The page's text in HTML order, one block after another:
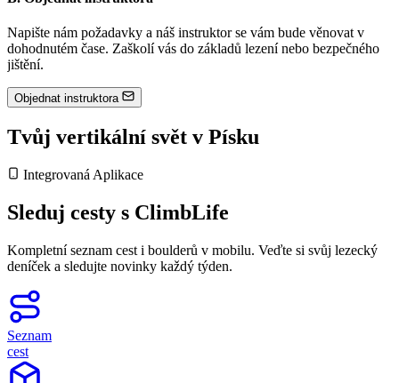
Napište nám požadavky a náš instruktor se vám bude věnovat v
dohodnutém čase. Zaškolí vás do základů lezení nebo bezpečného
jištění.
Objednat instruktora
Tvůj vertikální svět v Písku
Integrovaná Aplikace
Sleduj cesty s ClimbLife
Kompletní seznam cest i boulderů v mobilu. Veďte si svůj lezecký
deníček a sledujte novinky každý týden.
Seznam
cest